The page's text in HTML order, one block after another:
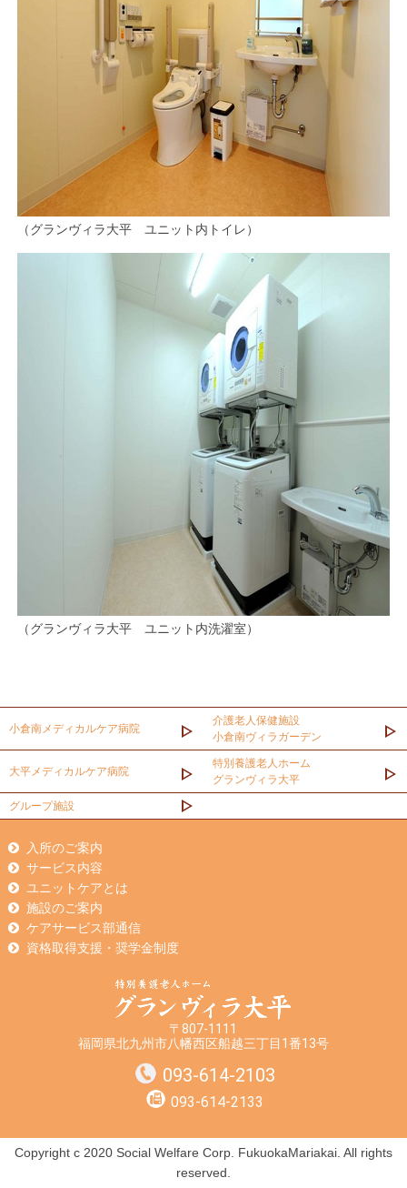
（グランヴィラ大平 ユニット内トイレ）
（グランヴィラ大平 ユニット内洗濯室）
小倉南メディカルケア病院
介護老人保健施設
小倉南ヴィラガーデン
大平メディカルケア病院
特別養護老人ホーム
グランヴィラ大平
グループ施設
入所のご案内
サービス内容
ユニットケアとは
施設のご案内
ケアサービス部通信
資格取得支援・奨学金制度
〒807-1111
福岡県北九州市八幡西区船越三丁目1番13号
093-614-2103
093-614-2133
Copyright c 2020 Social Welfare Corp. FukuokaMariakai. All rights
reserved.